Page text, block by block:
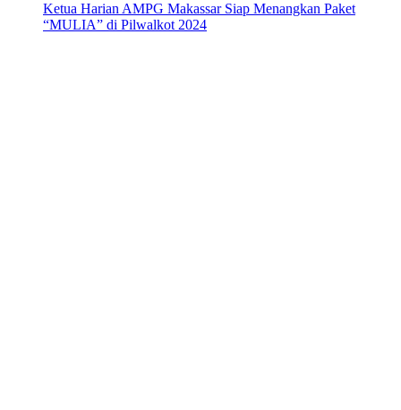
Ketua Harian AMPG Makassar Siap Menangkan Paket
“MULIA” di Pilwalkot 2024